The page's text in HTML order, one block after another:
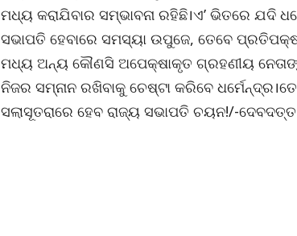
ମଧ୍ୟ କରାଯିବାର ସମ୍ଭାବନା ରହିଛି।ଏ’ ଭିତରେ ଯଦି
ସଭାପତି ହେବାରେ ସମସ୍ୟା ଉପୁଜେ, ତେବେ
ମଧ୍ୟ ଅନ୍ୟ କୌଣସି ଅପେକ୍ଷାକୃତ ଗ୍ରହଣୀୟ
ନିଜର ସମ୍ନାନ ରଖିବାକୁ ଚେଷ୍ଟା କରିବେ
ସଲାସୂତରାରେ ହେବ ରାଜ୍ୟ ସଭାପତି ଚୟନ!/-